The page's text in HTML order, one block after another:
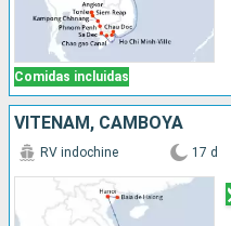
Comidas incluidas
VITENAM, CAMBOYA
RV indochine 17 d